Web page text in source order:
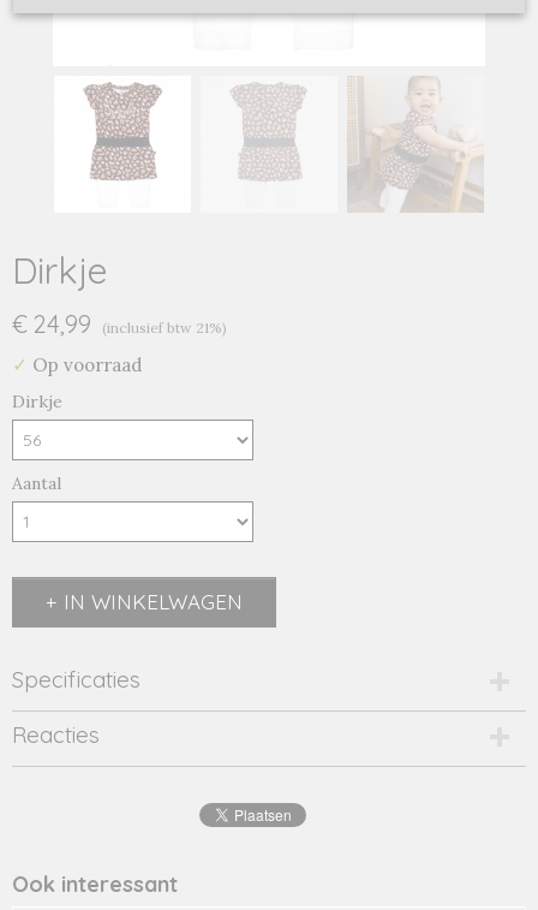
Dirkje
€ 24,99 (inclusief btw 21%)
✓ Op voorraad
Dirkje
Aantal
IN WINKELWAGEN
Specificaties
Productcode
2087-11767
Productcode leverancier
Reacties
Ook interessant